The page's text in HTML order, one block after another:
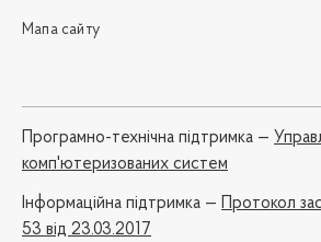
Мапа сайту
Програмно-технічна підтримка —
комп'ютеризованих систем
Iнформаційна підтримка —
Протокол
53 від 23.03.2017